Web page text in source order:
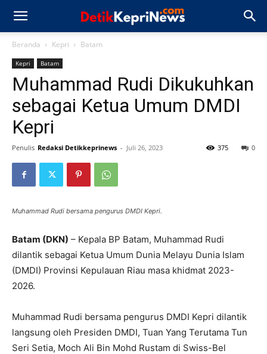
Beranda Kepri Batam
Kepri Batam
Muhammad Rudi Dikukuhkan
sebagai Ketua Umum DMDI
Kepri
Penulis Redaksi Detikkeprinews - Juli 26, 2023 0
375
Muhammad Rudi bersama pengurus DMDI Kepri.
Batam (DKN) – Kepala BP Batam, Muhammad Rudi
dilantik sebagai Ketua Umum Dunia Melayu Dunia Islam
(DMDI) Provinsi Kepulauan Riau masa khidmat 2023-
2026.
Muhammad Rudi bersama pengurus DMDI Kepri dilantik
langsung oleh Presiden DMDI, Tuan Yang Terutama Tun
Seri Setia, Moch Ali Bin Mohd Rustam di Swiss-Bel